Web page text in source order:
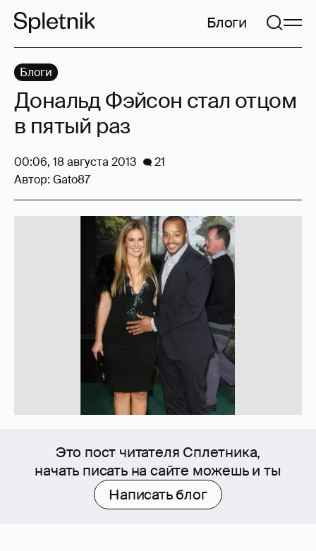
Блоги
Это пост читателя Сплетника,
начать писать на сайте можешь и ты
Написать блог
Блоги
Дональд Фэйсон стал отцом
в пятый раз
00:06, 18 августа 2013
21
Автор: Gato87